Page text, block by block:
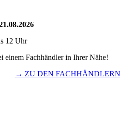
12 Uhr
einem Fachhändler in Ihrer Nähe!
→ ZU DEN FACHHÄNDLERN